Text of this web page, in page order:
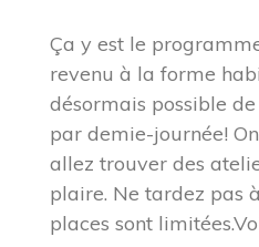
Ça y est le
revenu à la forme
désormais possible
par demie-journée!
allez trouver des
plaire. Ne tardez pas
places sont